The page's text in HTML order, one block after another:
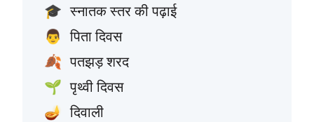
🎓 स्नातक स्तर की पढ़ाई
👨 पिता दिवस
🍂 पतझड़ शरद
🌱 पृथ्वी दिवस
🪔 दिवाली